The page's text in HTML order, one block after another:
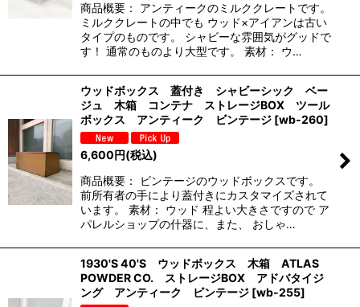
商品概要： アンティークのミルククレートです。
ミルククレートの中でも ウッド×アイアンは古い
タイプのものです。 シャビーな雰囲気がグッドで
す！ 通常のものより大型です。 素材： ウ…
ウッドボックス 蓋付き シャビーシック ベー
ジュ 木箱 コンテナ ストレージBOX ツール
ボックス アンティーク ビンテージ [wb-260]
6,600円(税込)
商品概要： ビンテージのウッドボックスです。
前所有者の手により蓋付きにカスタマイズされて
います。 素材： ウッド 程よい大きさですので ア
パレルショップの什器に、また、 おしゃ…
1930'S 40'S ウッドボックス 木箱 ATLAS
POWDER CO. ストレージBOX アドバタイジ
ング アンティーク ビンテージ [wb-255]